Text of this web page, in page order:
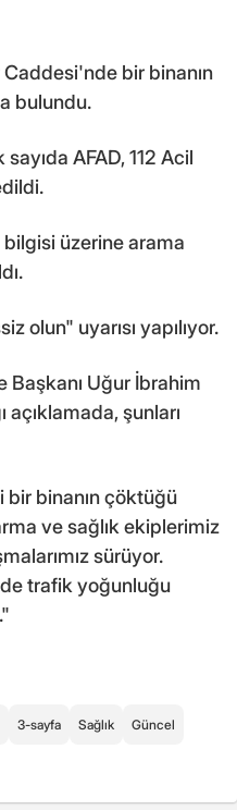
bir binanın
bulundu.
AFAD, 112 Acil
üzerine arama
olun" uyarısı yapılıyor.
Başkanı Uğur İbrahim
açıklamada, şunları
binanın çöktüğü
ve sağlık ekiplerimiz
sürüyor.
trafik yoğunluğu
3-sayfa Sağlık Güncel